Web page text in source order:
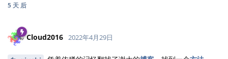
5 天 后
Cloud2016 2022年4月29日